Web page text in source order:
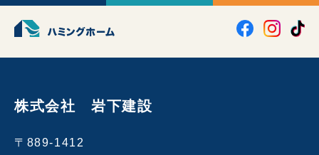
株式会社 岩下建設
〒889-1412